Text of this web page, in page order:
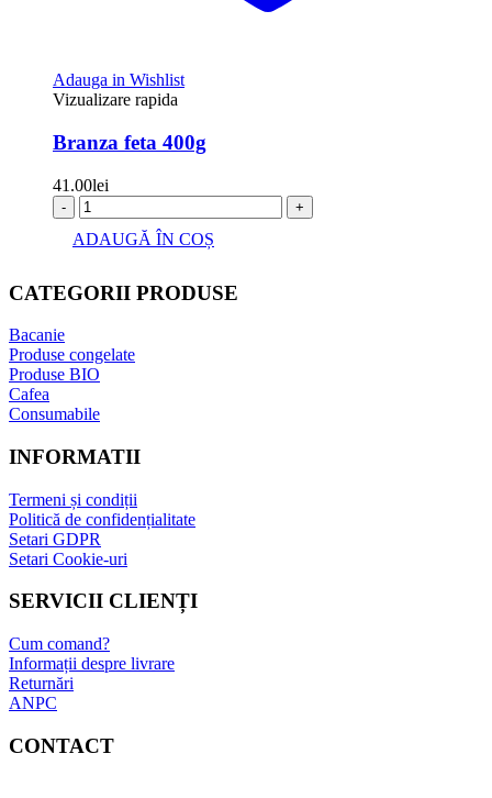
Adauga in Wishlist
Vizualizare rapida
Branza feta 400g
41.00lei
- +
ADAUGĂ ÎN COȘ
CATEGORII PRODUSE
Bacanie
Produse congelate
Produse BIO
Cafea
Consumabile
INFORMATII
Termeni și condiții
Politică de confidențialitate
Setari GDPR
Setari Cookie-uri
SERVICII CLIENȚI
Cum comand?
Informații despre livrare
Returnări
ANPC
CONTACT